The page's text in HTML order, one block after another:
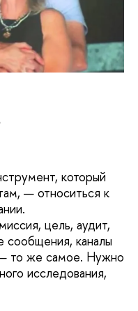
который
— относиться к
цель, аудит,
сообщения, каналы
то же самое. Нужно
исследования,